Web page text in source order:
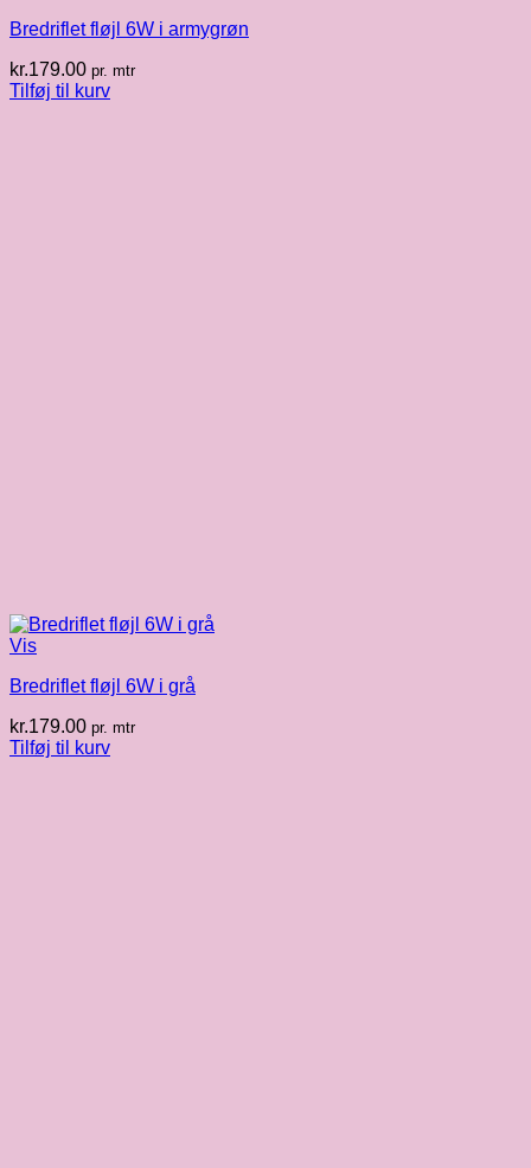
Bredriflet fløjl 6W i armygrøn
kr.179.00 pr. mtr
Tilføj til kurv
Vis
Bredriflet fløjl 6W i grå
kr.179.00 pr. mtr
Tilføj til kurv